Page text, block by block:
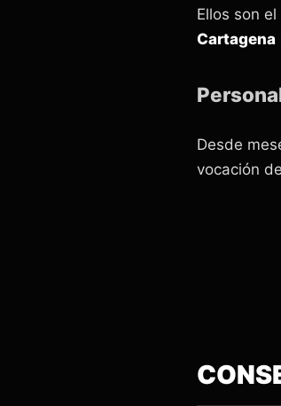
Ellos son
Cartagena
Desde
vocación